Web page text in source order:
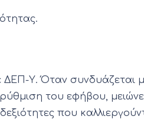
Υ. Όταν συνδυάζεται
του εφήβου, μειώνει
που